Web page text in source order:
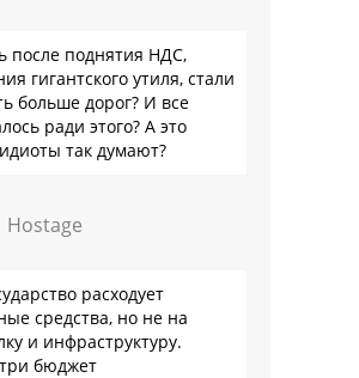
после поднятия НДС,
гигантского утиля, стали
больше дорог? И все
ради этого? А это
так думают?
Hostage
расходует
средства, но не на
и инфраструктуру.
бюджет